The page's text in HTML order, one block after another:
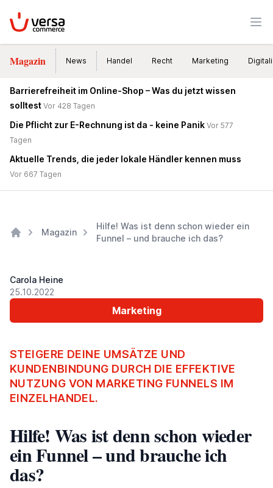
VersaCommerce
Magazin News Handel Recht Marketing
Barrierefreiheit im Online-Shop – Was du jetzt wissen
solltest Vor 428 Tagen
Die Pflicht zur E-Rechnung ist da - keine Panik Vor 577
Tagen
Aktuelle Trends, die jeder lokale Händler kennen muss
Vor 667 Tagen
Magazin
Hilfe! Was ist denn schon wieder ein
Funnel – und brauche ich das?
Marketing
Carola Heine
25.10.2022
STEIGERE DEINE UMSÄTZE UND
KUNDENBINDUNG DURCH DIE EFFEKTIVE
NUTZUNG VON MARKETING FUNNELS IM
EINZELHANDEL.
Hilfe! Was ist denn schon wieder
ein Funnel – und brauche ich
das?